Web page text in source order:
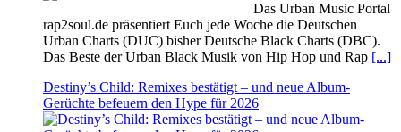
Das Urban Music Portal
rap2soul.de präsentiert Euch jede Woche die Deutschen
Urban Charts (DUC) bisher Deutsche Black Charts (DBC).
Das Beste der Urban Black Musik von Hip Hop und Rap [...]
Destiny’s Child: Remixes bestätigt – und neue Album-
Gerüchte befeuern den Hype für 2026